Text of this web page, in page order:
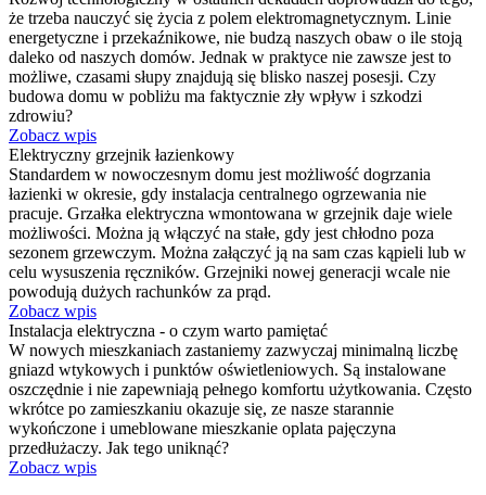
że trzeba nauczyć się życia z polem elektromagnetycznym. Linie
energetyczne i przekaźnikowe, nie budzą naszych obaw o ile stoją
daleko od naszych domów. Jednak w praktyce nie zawsze jest to
możliwe, czasami słupy znajdują się blisko naszej posesji. Czy
budowa domu w pobliżu ma faktycznie zły wpływ i szkodzi
zdrowiu?
Zobacz wpis
Elektryczny grzejnik łazienkowy
Standardem w nowoczesnym domu jest możliwość dogrzania
łazienki w okresie, gdy instalacja centralnego ogrzewania nie
pracuje. Grzałka elektryczna wmontowana w grzejnik daje wiele
możliwości. Można ją włączyć na stałe, gdy jest chłodno poza
sezonem grzewczym. Można załączyć ją na sam czas kąpieli lub w
celu wysuszenia ręczników. Grzejniki nowej generacji wcale nie
powodują dużych rachunków za prąd.
Zobacz wpis
Instalacja elektryczna - o czym warto pamiętać
W nowych mieszkaniach zastaniemy zazwyczaj minimalną liczbę
gniazd wtykowych i punktów oświetleniowych. Są instalowane
oszczędnie i nie zapewniają pełnego komfortu użytkowania. Często
wkrótce po zamieszkaniu okazuje się, ze nasze starannie
wykończone i umeblowane mieszkanie oplata pajęczyna
przedłużaczy. Jak tego uniknąć?
Zobacz wpis